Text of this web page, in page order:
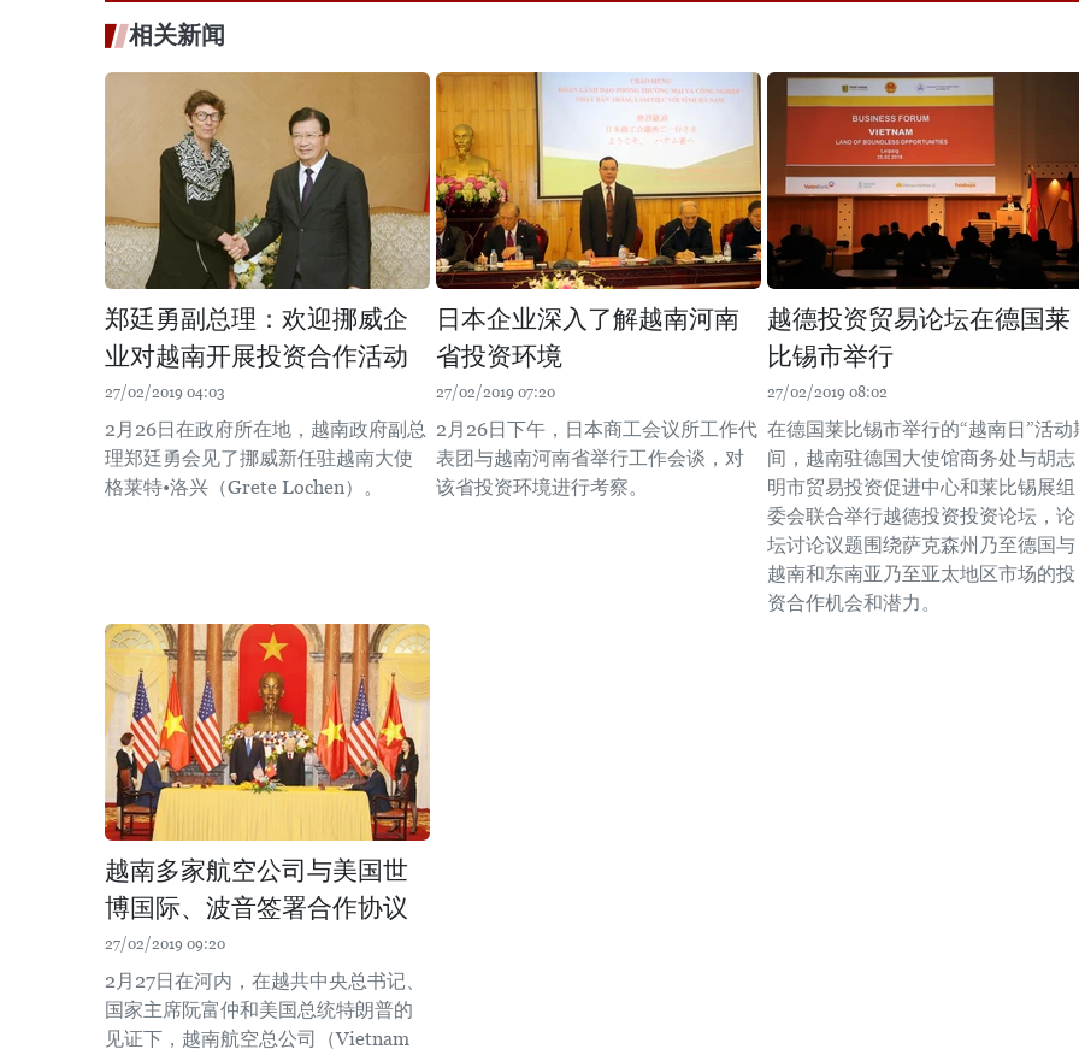
相关新闻
郑廷勇副总理：欢迎挪威企
业对越南开展投资合作活动
27/02/2019 04:03
2月26日在政府所在地，越南政府副总
理郑廷勇会见了挪威新任驻越南大使
格莱特•洛兴（Grete Lochen）。
日本企业深入了解越南河南
省投资环境
27/02/2019 07:20
2月26日下午，日本商工会议所工作代
表团与越南河南省举行工作会谈，对
该省投资环境进行考察。
越德投资贸易论坛在德国莱
比锡市举行
27/02/2019 08:02
在德国莱比锡市举行的“越南日”活动
间，越南驻德国大使馆商务处与胡志
明市贸易投资促进中心和莱比锡展组
委会联合举行越德投资投资论坛，论
坛讨论议题围绕萨克森州乃至德国与
越南和东南亚乃至亚太地区市场的投
资合作机会和潜力。
越南多家航空公司与美国世
博国际、波音签署合作协议
27/02/2019 09:20
2月27日在河内，在越共中央总书记、
国家主席阮富仲和美国总统特朗普的
见证下，越南航空总公司（Vietnam